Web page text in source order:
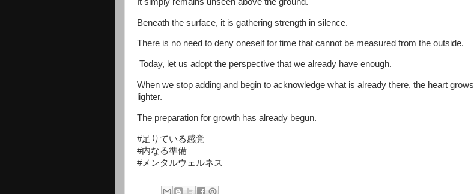
Beneath the surface, it is gathering strength in silence.
There is no need to deny oneself for time that cannot be measured from the outside.
Today, let us adopt the perspective that we already have enough.
When we stop adding and begin to acknowledge what is already there, the heart grows
lighter.
The preparation for growth has already begun.
#足りている感覚
#内なる準備
#メンタルウェルネス